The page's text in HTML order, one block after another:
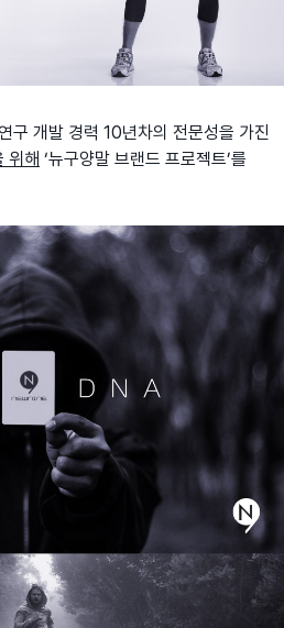
구 개발 경력 10년차의 전문성을 가진
위해 ‘뉴구양말 브랜드 프로젝트’를